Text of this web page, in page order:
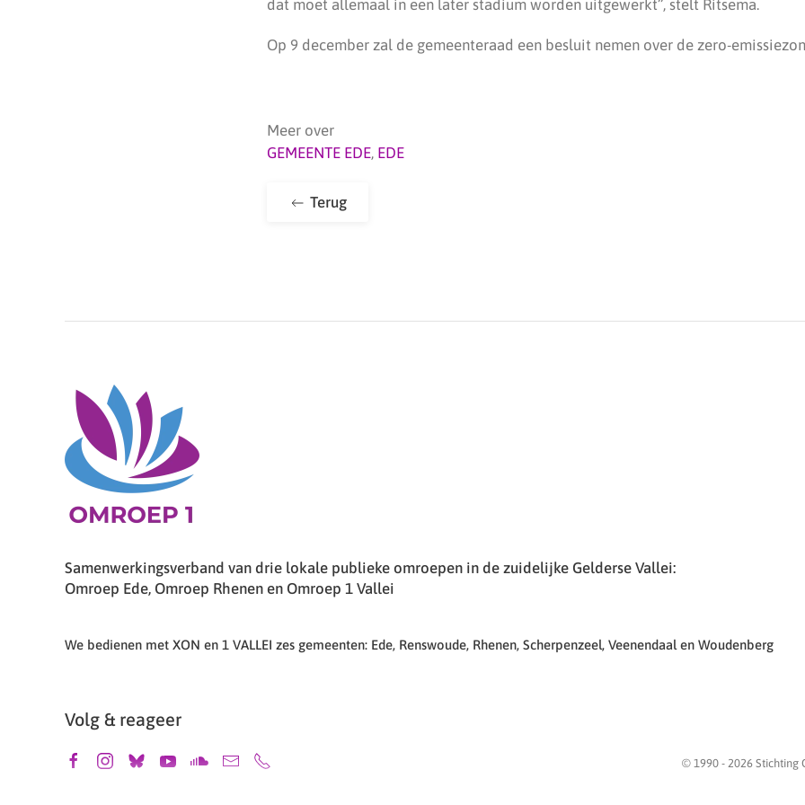
dat moet allemaal in een later stadium worden uitgewerkt”, stelt Ritsema.
Op 9 december zal de gemeenteraad een besluit nemen over de zero-
Meer over
GEMEENTE EDE, EDE
Terug
Samenwerkingsverband van drie lokale publieke omroepen in de zuidelijke Gelderse Vallei:
Omroep Ede, Omroep Rhenen en Omroep 1 Vallei
We bedienen met XON en 1 VALLEI zes gemeenten: Ede, Renswoude, Rhenen, Scherpenzeel, Veenendaal en Woudenberg
Volg & reageer
© 1990 - 2026 Stichting